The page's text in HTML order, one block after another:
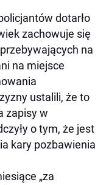
dotarło
zachowuje się
na
na miejsce
ustalili, że to
zapisy w
o tym, że jest
kary pozbawienia
„za